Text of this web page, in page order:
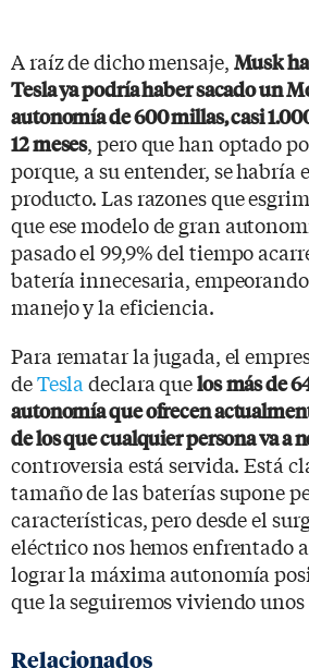
A raíz de dicho mensaje, Musk
Tesla ya podría haber sacado un
autonomía de 600 millas, casi
12 meses, pero que han optado
porque, a su entender, se habría
producto. Las razones que
que ese modelo de gran
pasado el 99,9% del tiempo
batería innecesaria,
manejo y la eficiencia.
Para rematar la jugada, el
deTesla declara quelosmás de
autonomía que ofrecen
de los que cualquier persona va a
controversia está servida. Está
tamaño de las baterías supone
características, pero desde el
eléctrico nos hemos enfrentado
lograr la máxima autonomía
que la seguiremos viviendo unos